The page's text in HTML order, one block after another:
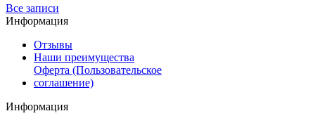
Все записи
Информация
Отзывы
Наши преимущества
Оферта (Пользовательское
соглашение)
Информация